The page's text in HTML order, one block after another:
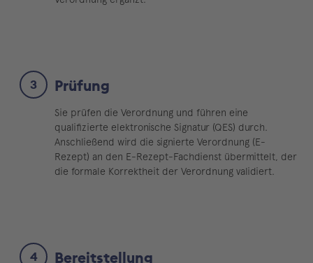
Prüfung
Sie prüfen die Verordnung und führen eine
qualifizierte elektronische Signatur (QES) durch.
Anschließend wird die signierte Verordnung (E-
Rezept) an den E-Rezept-Fachdienst übermittelt, der
die formale Korrektheit der Verordnung validiert.
Bereitstellung